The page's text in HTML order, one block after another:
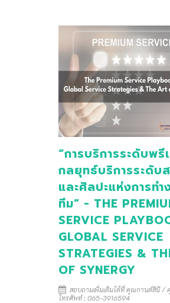
“การบริการระดับพรี
กลยุทธ์บริการระดับ
และศิลปะแห่งการทำ
ทีม” - THE
SERVICE
GLOBAL SERVICE
STRATEGIES &
OF SYNERGY
สอบถามเพิ่มเติมได้ที่ คุณกานต์สินี /
โทรศัพท์ : 065-3916594